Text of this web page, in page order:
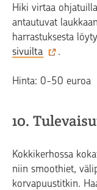
Hiki virtaa
antautuvat
harrastuksesta
sivuilta
.
Hinta: 0-50 euroa
10.
Kokkikerhossa
niin smoothiet,
korvapuustitkin.